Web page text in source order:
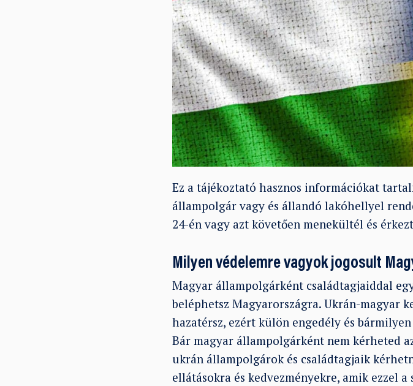
Ez a tájékoztató hasznos információkat
állampolgár vagy és állandó lakóhellyel
24-én vagy azt követően menekültél és
Milyen védelemre vagyok jogosult
Magyar állampolgárként családtagjaiddal
beléphetsz Magyarországra. Ukrán-magyar
hazatérsz, ezért külön engedély és
Bár magyar állampolgárként nem kérheted
ukrán állampolgárok és családtagjaik
ellátásokra és kedvezményekre, amik ezzel a